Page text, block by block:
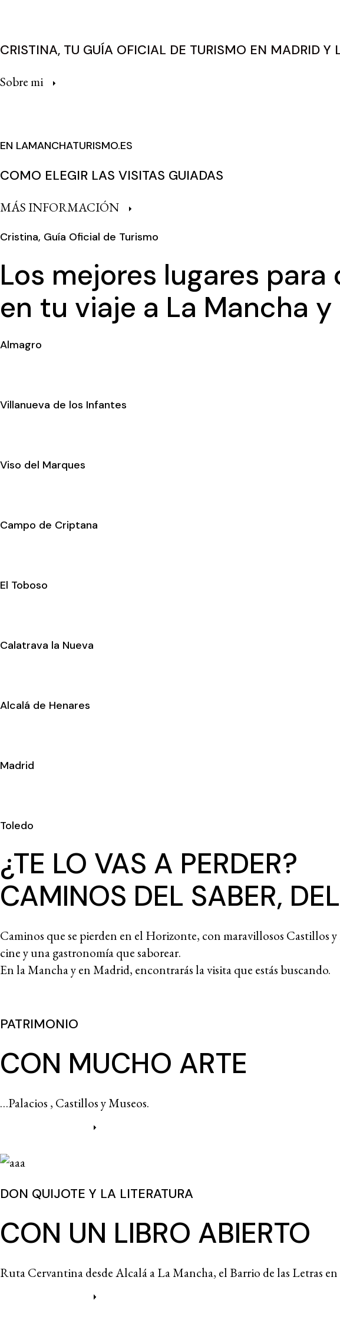
CRISTINA, TU GUÍA OFICIAL DE TURISMO EN MADRID
Sobre mi
EN LAMANCHATURISMO.ES
COMO ELEGIR LAS VISITAS GUIADAS
MÁS INFORMACIÓN
Cristina, Guía Oficial de Turismo
Los mejores lugares para
en tu viaje a La Mancha
Almagro
Villanueva de los Infantes
Viso del Marques
Campo de Criptana
El Toboso
Calatrava la Nueva
Alcalá de Henares
Madrid
Toledo
¿TE LO VAS A PERDER?
CAMINOS DEL SABER,
Caminos que se pierden en el Horizonte, con maravillosos Castillos
cine y una gastronomía que saborear.
En la Mancha y en Madrid, encontrarás la visita que estás buscando.
PATRIMONIO
CON MUCHO ARTE
…Palacios , Castillos y Museos.
DON QUIJOTE Y LA LITERATURA
CON UN LIBRO ABIERTO
Ruta Cervantina desde Alcalá a La Mancha, el Barrio de las Letras